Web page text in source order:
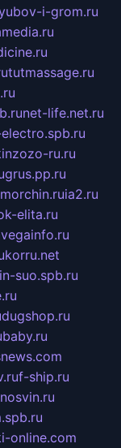
i-grom.ru
tutmassage.ru
net-life.net.ru
ru.ru
ia2.ru
elita.ru
korru.net
suo.spb.ru
dugshop.ru
f-ship.ru
online.com